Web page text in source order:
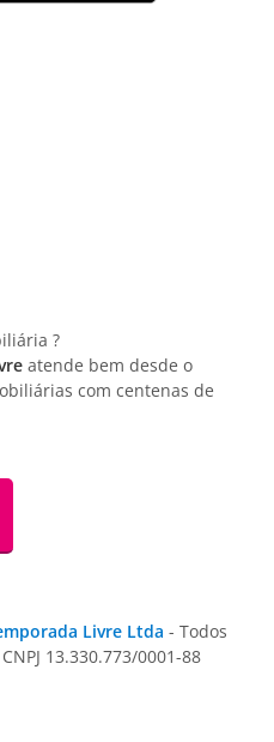
?
atende bem desde o
com centenas de
Livre Ltda - Todos
13.330.773/0001-88